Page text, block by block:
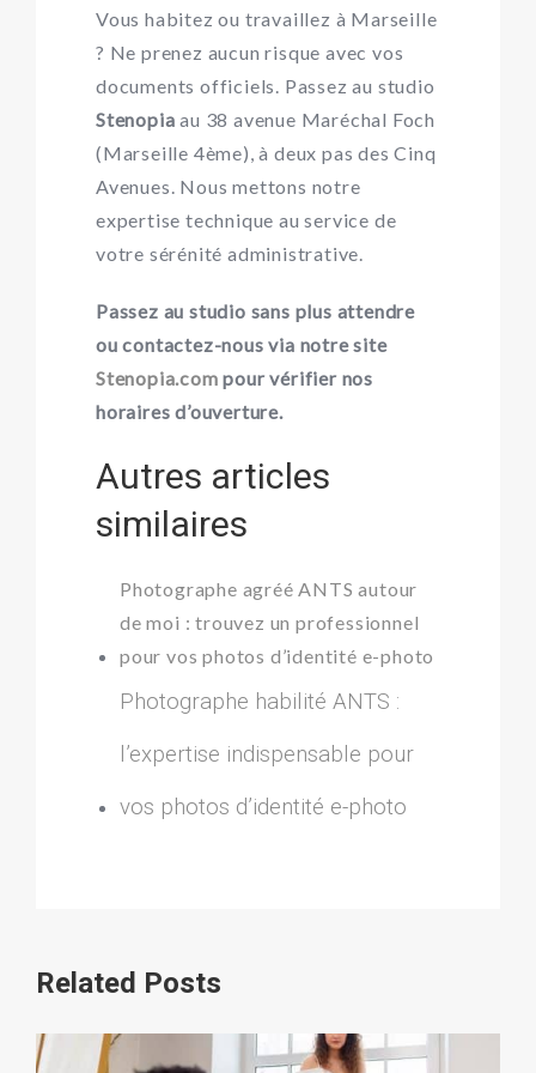
Vous habitez ou travaillez à Marseille
? Ne prenez aucun risque avec vos
documents officiels. Passez au studio
Stenopia au 38 avenue Maréchal Foch
(Marseille 4ème), à deux pas des Cinq
Avenues. Nous mettons notre
expertise technique au service de
votre sérénité administrative.
Passez au studio sans plus attendre
ou contactez-nous via notre site
Stenopia.com pour vérifier nos
horaires d’ouverture.
Autres articles
similaires
Photographe agréé ANTS autour
de moi : trouvez un professionnel
pour vos photos d’identité e-photo
Photographe habilité ANTS :
l’expertise indispensable pour
vos photos d’identité e-photo
Related Posts